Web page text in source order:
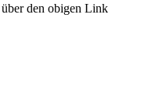
den obigen Link